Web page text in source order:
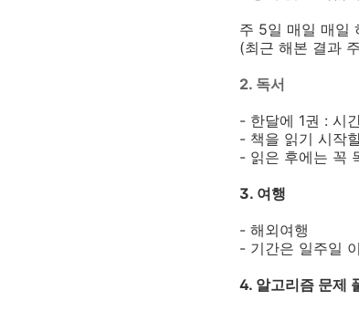
주 5일 매일 매일
(최근 해본 결과
2. 독서
- 한달에 1권 : 시
- 책을 읽기 시작
- 읽은 후에는 꼭
3. 여행
- 해외여행
- 기간은 일주일
4. 알고리즘 문제